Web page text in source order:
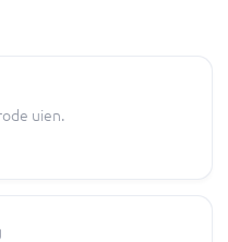
uien.